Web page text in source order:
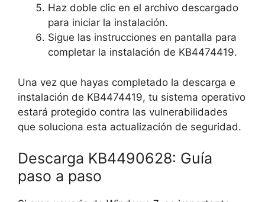
Haz doble clic en el archivo descargado
para iniciar la instalación.
Sigue las instrucciones en pantalla para
completar la instalación de KB4474419.
Una vez que hayas completado la descarga e
instalación de KB4474419, tu sistema operativo
estará protegido contra las vulnerabilidades
que soluciona esta actualización de seguridad.
Descarga KB4490628: Guía
paso a paso